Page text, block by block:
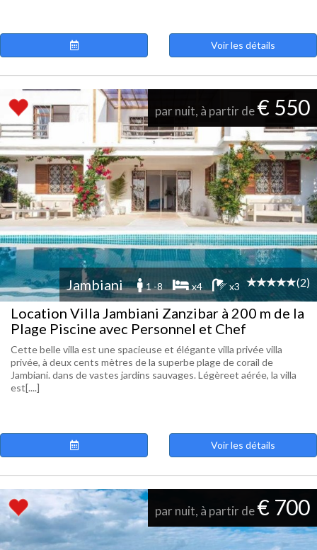
Voir les détails
par nuit, à partir de€ 550
Jambiani 1 -8 x4 x3 (2)
Location Villa Jambiani Zanzibar à 200 m de la
Plage Piscine avec Personnel et Chef
Cette belle villa est une spacieuse et élégante villa privée villa
privée, à deux cents mètres de la superbe plage de corail de
Jambiani. dans de vastes jardins sauvages. Légèreet aérée, la villa
est[....]
Voir les détails
par nuit, à partir de€ 700